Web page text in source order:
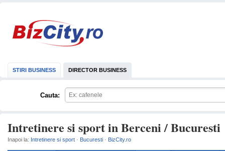
STIRI BUSINESS DIRECTOR BUSINESS
Cauta:
Intretinere si sport in Berceni / Bucuresti
Inapoi la: Intretinere si sport · Bucuresti · BizCity.ro